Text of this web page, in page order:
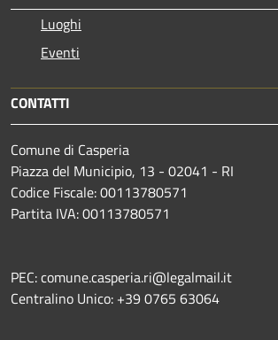
Luoghi
Eventi
CONTATTI
Comune di Casperia
Piazza del Municipio, 13 - 02041 - RI
Codice Fiscale: 00113780571
Partita IVA: 00113780571
PEC: comune.casperia.ri@legalmail.it
Centralino Unico: +39 0765 63064